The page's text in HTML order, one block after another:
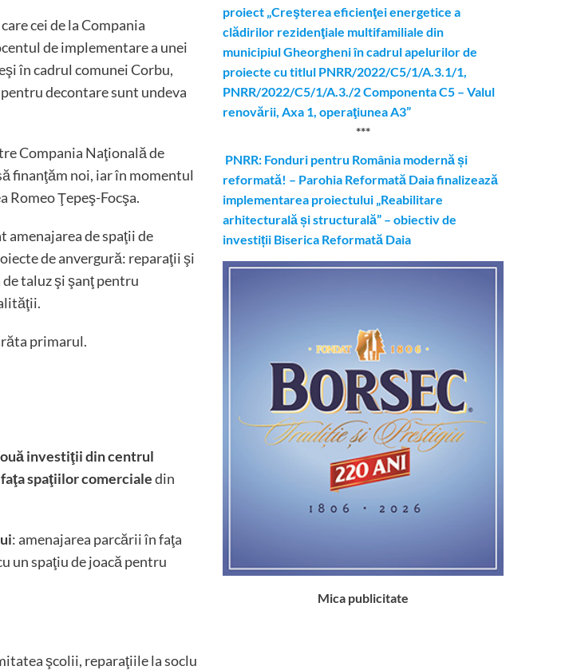
cei de la Compania
de implementare a unei
în cadrul comunei Corbu,
decontare sunt undeva
Compania Naţională de
finanţăm noi, iar în momentul
Romeo Ţepeş-Focşa.
amenajarea de spaţii de
de anvergură: reparaţii şi
taluz şi şanţ pentru
primarul.
investiţii din centrul
spaţiilor comercialedin
: amenajarea parcării în faţa
un spaţiu de joacă pentru
şcolii, reparaţiile la soclu
proiect „Creşterea eficienţei energetice a
clădirilor rezidenţiale multifamiliale din
municipiul Gheorgheni în cadrul apelurilor de
proiecte cu titlul PNRR/2022/C5/1/A.3.1/1,
PNRR/2022/C5/1/A.3./2 Componenta C5 – Valul
renovării, Axa 1, operaţiunea A3”
***
PNRR: Fonduri pentru România modernă și
reformată! – Parohia Reformată Daia finalizează
implementarea proiectului „Reabilitare
arhitecturală și structurală” – obiectiv de
investiții Biserica Reformată Daia
Mica publicitate